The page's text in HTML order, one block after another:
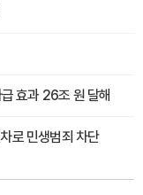
효과 26조 원 달해
로 민생범죄 차단